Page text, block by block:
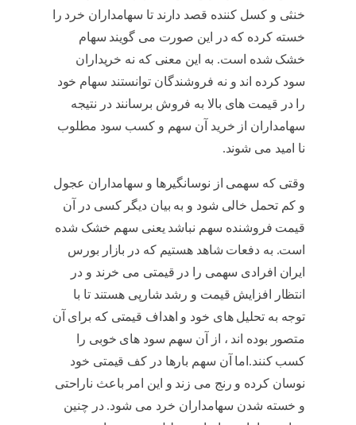
خنثی و کسل کننده قصد دارند تا سهامداران خرد را
خسته کرده که در این صورت می گویند سهام
خشک شده است. به این معنی که نه خریداران
سود کرده اند و نه فروشندگان توانستند سهام خود
را در قیمت های بالا به فروش برسانند در نتیجه
سهامداران از خرید آن سهم و کسب سود مطلوب
نا امید می شوند.
وقتی که سهمی از نوسانگیرها و سهامداران عجول
و کم تحمل خالی شود و به بیان دیگر کسی در آن
قیمت فروشنده سهم نباشد یعنی سهم خشک شده
است. به دفعات شاهد هستیم که در بازار بورس
ایران افرادی سهمی را در قیمتی می خرند و در
انتظار افزایش قیمت و رشد شارپی هستند تا با
توجه به تحلیل های خود و اهداف قیمتی که برای آن
متصور بوده اند ، از آن سهم سود های خوبی را
کسب کنند.اما آن سهم بارها در کف قیمتی خود
نوسان کرده و رنج می زند و این امر باعث ناراحتی
و خسته شدن سهامداران خرد می شود. در چنین